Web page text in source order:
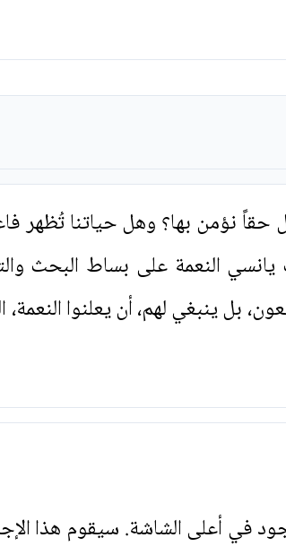
نؤمن بها؟ وهل حياتنا تُظهر
النعمة على بساط البحث
بل ينبغي لهم، أن يعلنوا النعمة،
في أعلى الشاشة. سيقوم هذا